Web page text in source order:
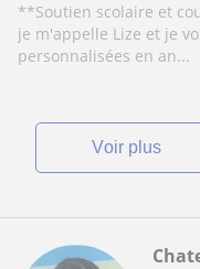
**Soutien scolaire et
je m'appelle Lize et je
personnalisées en an...
voir plus